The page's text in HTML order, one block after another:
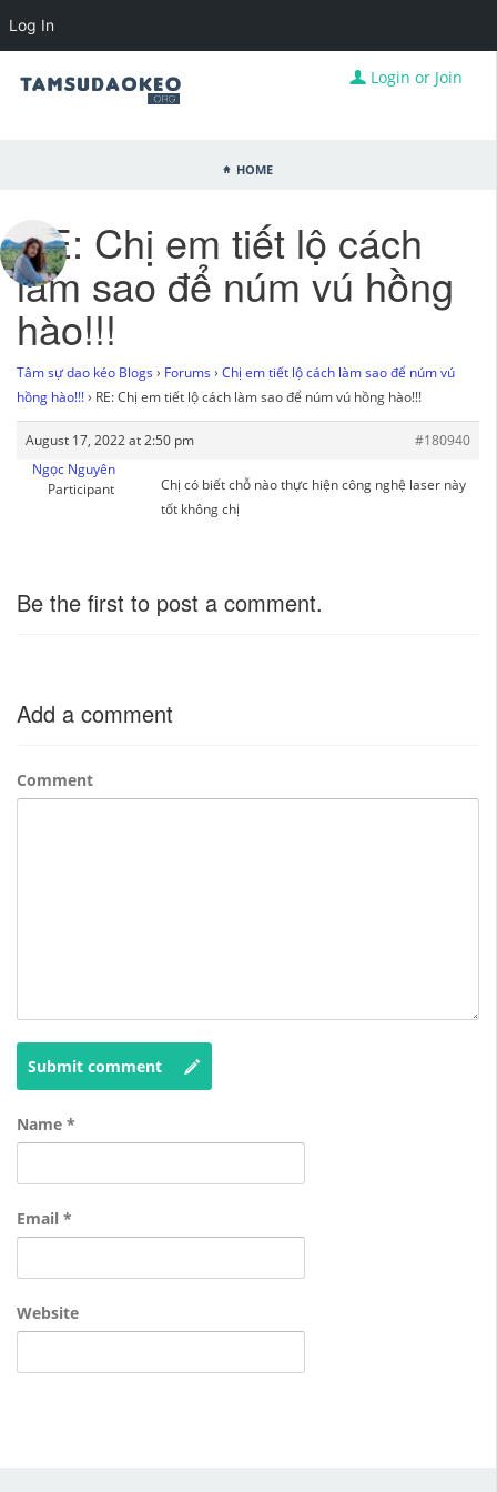
Login or Join
Home
RE: Chị em tiết lộ cách
làm sao để núm vú hồng
hào!!!
Tâm sự dao kéo Blogs › Forums › Chị em tiết lộ cách làm sao để núm vú
hồng hào!!!› RE: Chị em tiết lộ cách làm sao để núm vú hồng hào!!!
August 17, 2022 at 2:50 pm
#180940
Ngọc Nguyên
Participant
Chị có biết chỗ nào thực hiện công nghệ laser này
tốt không chị
Be the first to post a comment.
Add a comment
Comment
Submit comment
Name *
Email *
Website
Log In